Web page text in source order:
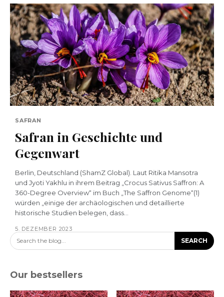
SAFRAN
Safran in Geschichte und
Gegenwart
Berlin, Deutschland (ShamZ Global). Laut Ritika Mansotra
und Jyoti Yakhlu in ihrem Beitrag „Crocus Sativus Saffron: A
360-Degree Overview“ im Buch „The Saffron Genome“(1)
würden „einige der archäologischen und detaillierte
historische Studien belegen, dass...
5. DEZEMBER 2023
Search the blog... SEARCH
Our bestsellers